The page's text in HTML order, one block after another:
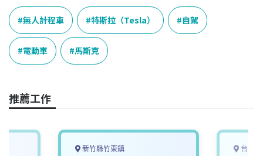
c
e
b
o
o
n
e
r
e
a
d
s
n
k
e
d
p
y
L
無人計程車 特斯拉（Tesla） 自駕
電動車 馬斯克
推薦工作
新竹縣竹東鎮 台北